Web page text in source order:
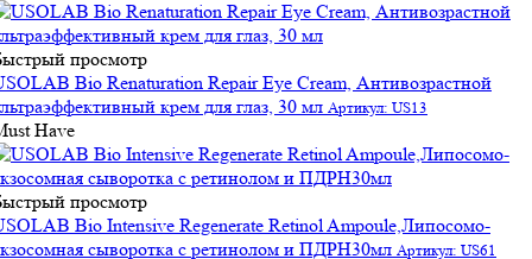
просмотр
Bio Renaturation Repair Eye Cream, Антивозрастной
крем для глаз, 30 мл Артикул: US13
Have
просмотр
Bio Intensive Regenerate Retinol Ampoule,Липосомо-
сыворотка с ретинолом и ПДРН30мл Артикул: US61